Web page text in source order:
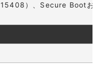
）、Secure Bootお